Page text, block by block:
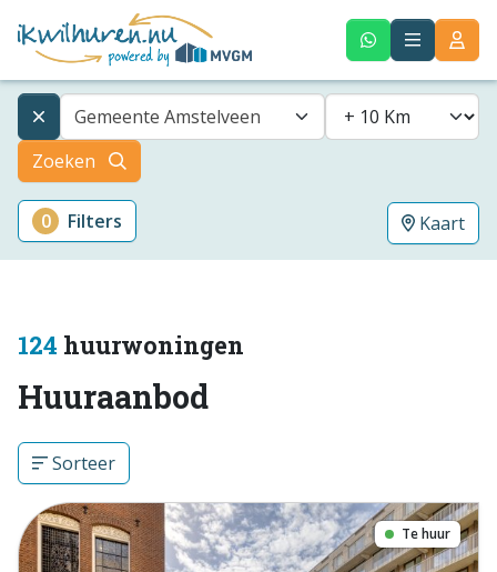
Gemeente Amstelveen
Zoeken
0 Filters Kaart
124 huurwoningen
Huuraanbod
Sorteer
Te huur